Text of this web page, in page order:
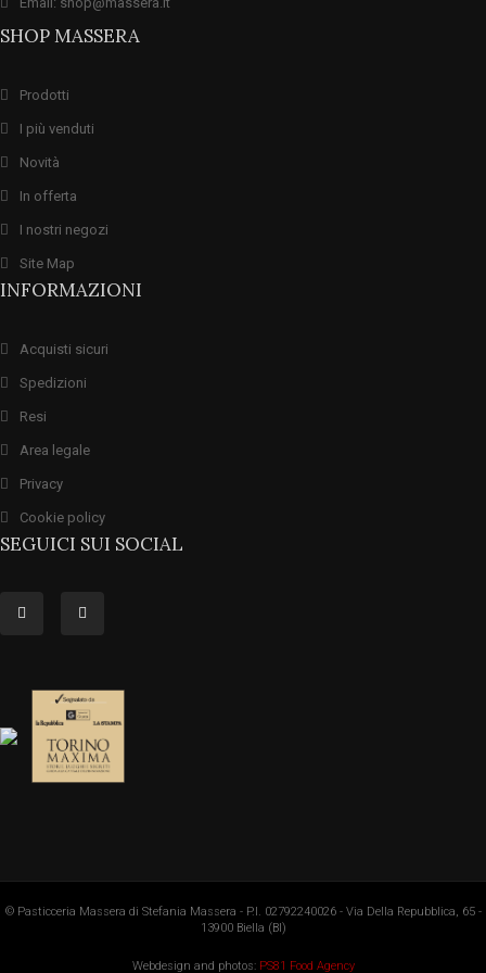
SHOP MASSERA
Prodotti
I più venduti
Novità
In offerta
I nostri negozi
Site Map
INFORMAZIONI
Acquisti sicuri
Spedizioni
Resi
Area legale
Privacy
Cookie policy
SEGUICI SUI SOCIAL
© Pasticceria Massera di Stefania Massera - P.I. 02792240026 - Via Della Repubblica, 65 -
13900 Biella (BI)
Webdesign and photos: PS81 Food Agency